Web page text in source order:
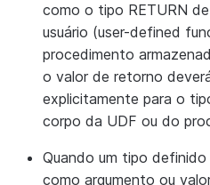
como o tipo RETURN
usuário (user-defined
procedimento
o valor de retorno
explicitamente para o
corpo da UDF ou do
Quando um tipo
como argumento ou